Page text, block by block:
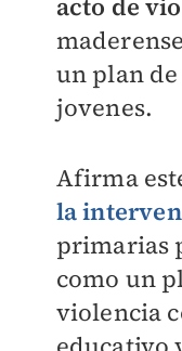
acto de
un plan
jovenes.
Afirma
la
primarias
como un
violencia